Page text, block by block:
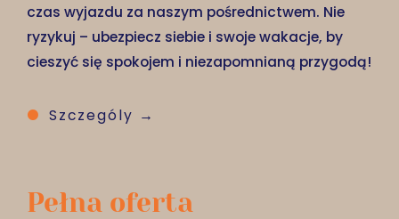
czas wyjazdu za naszym pośrednictwem. Nie
ryzykuj – ubezpiecz siebie i swoje wakacje, by
cieszyć się spokojem i niezapomnianą przygodą!
Szczególy →
Pełna oferta